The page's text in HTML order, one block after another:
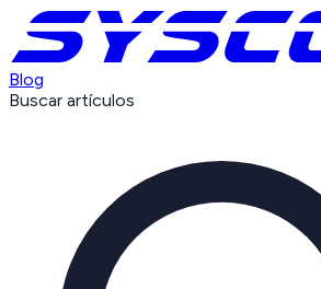
Blog
Buscar artículos